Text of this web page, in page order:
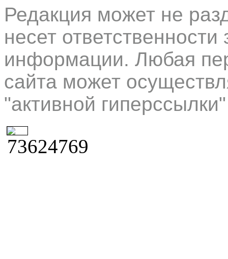
Редакция может не
несет
информации. Любая
сайта может
"активной